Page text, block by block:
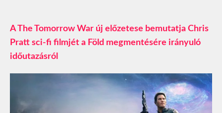
A The Tomorrow War új előzetese bemutatja Chris
Pratt sci-fi filmjét a Föld megmentésére irányuló
időutazásról